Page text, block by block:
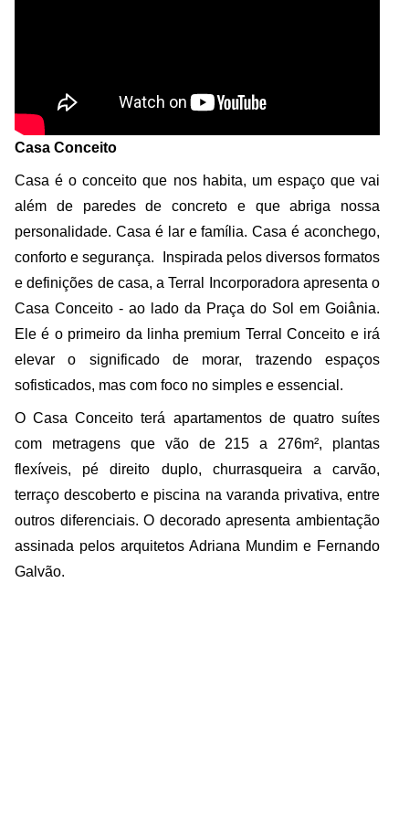
Casa Conceito
Casa é o conceito que nos habita, um espaço que vai
além de paredes de concreto e que abriga nossa
personalidade. Casa é lar e família. Casa é aconchego,
conforto e segurança. Inspirada pelos diversos formatos
e definições de casa, a Terral Incorporadora apresenta o
Casa Conceito - ao lado da Praça do Sol em Goiânia.
Ele é o primeiro da linha premium Terral Conceito e irá
elevar o significado de morar, trazendo espaços
sofisticados, mas com foco no simples e essencial.
O Casa Conceito terá apartamentos de quatro suítes
com metragens que vão de 215 a 276m², plantas
flexíveis, pé direito duplo, churrasqueira a carvão,
terraço descoberto e piscina na varanda privativa, entre
outros diferenciais. O decorado apresenta ambientação
assinada pelos arquitetos Adriana Mundim e Fernando
Galvão.